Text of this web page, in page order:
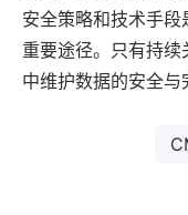
安全策略和技术手
重要途径。只有持
中维护数据的安全与